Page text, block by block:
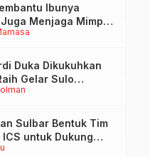
Ibunya
Menjaga Mimpi
Cita-Cita
Duka Dikukuhkan
Gelar Sulo
Sulbar Bentuk Tim
untuk Dukung
di